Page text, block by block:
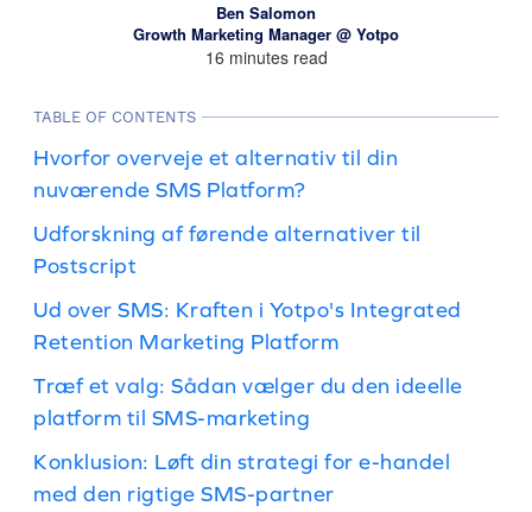
Ben Salomon
Growth Marketing Manager @ Yotpo
16 minutes read
TABLE OF CONTENTS
Hvorfor overveje et alternativ til din
nuværende SMS Platform?
Udforskning af førende alternativer til
Postscript
Ud over SMS: Kraften i Yotpo's Integrated
Retention Marketing Platform
Træf et valg: Sådan vælger du den ideelle
platform til SMS-marketing
Konklusion: Løft din strategi for e-handel
med den rigtige SMS-partner